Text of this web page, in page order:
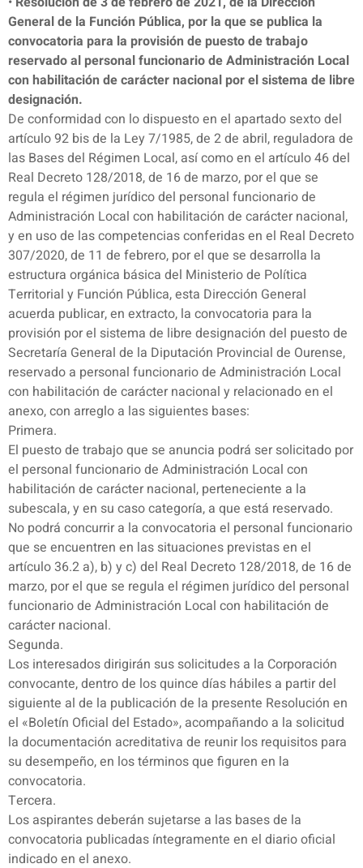
General de la Función Pública, por la que se publica la
convocatoria para la provisión de puesto de trabajo
reservado al personal funcionario de Administración Local
con habilitación de carácter nacional por el sistema de libre
designación.
De conformidad con lo dispuesto en el apartado sexto del
artículo 92 bis de la Ley 7/1985, de 2 de abril, reguladora de
las Bases del Régimen Local, así como en el artículo 46 del
Real Decreto 128/2018, de 16 de marzo, por el que se
regula el régimen jurídico del personal funcionario de
Administración Local con habilitación de carácter nacional,
y en uso de las competencias conferidas en el Real Decreto
307/2020, de 11 de febrero, por el que se desarrolla la
estructura orgánica básica del Ministerio de Política
Territorial y Función Pública, esta Dirección General
acuerda publicar, en extracto, la convocatoria para la
provisión por el sistema de libre designación del puesto de
Secretaría General de la Diputación Provincial de Ourense,
reservado a personal funcionario de Administración Local
con habilitación de carácter nacional y relacionado en el
anexo, con arreglo a las siguientes bases:
Primera.
El puesto de trabajo que se anuncia podrá ser solicitado por
el personal funcionario de Administración Local con
habilitación de carácter nacional, perteneciente a la
subescala, y en su caso categoría, a que está reservado.
No podrá concurrir a la convocatoria el personal funcionario
que se encuentren en las situaciones previstas en el
artículo 36.2 a), b) y c) del Real Decreto 128/2018, de 16 de
marzo, por el que se regula el régimen jurídico del personal
funcionario de Administración Local con habilitación de
carácter nacional.
Segunda.
Los interesados dirigirán sus solicitudes a la Corporación
convocante, dentro de los quince días hábiles a partir del
siguiente al de la publicación de la presente Resolución en
el «Boletín Oficial del Estado», acompañando a la solicitud
la documentación acreditativa de reunir los requisitos para
su desempeño, en los términos que figuren en la
convocatoria.
Tercera.
Los aspirantes deberán sujetarse a las bases de la
convocatoria publicadas íntegramente en el diario oficial
indicado en el anexo.